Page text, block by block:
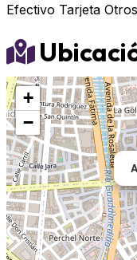
Efectivo Tarjeta Otros
+
−